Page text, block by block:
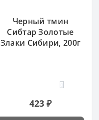
Черный тмин
Сибтар Золотые
Злаки Сибири, 200г
423 ₽